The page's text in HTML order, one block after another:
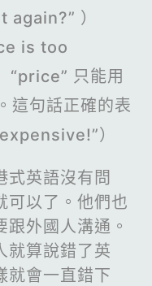
）
is too
“price” 只能用
這句話正確的表
）
式英語沒有問
可以了。他們也
外國人溝通。
就算說錯了英
就會一直錯下